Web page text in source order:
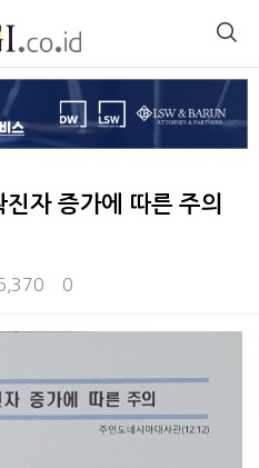
자 증가에 따른 주의
0